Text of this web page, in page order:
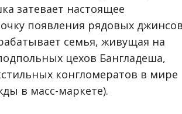
затевает настоящее
появления рядовых джинсов
семья, живущая на
цехов Бангладеша,
конгломератов в мире
в масс-маркете).